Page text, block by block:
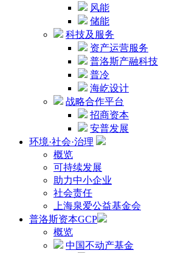
风能
储能
科技及服务
资产运营服务
普洛斯产融科技
普冷
海屹设计
战略合作平台
招商资本
安普发展
环境·社会·治理
概览
可持续发展
助力中小企业
社会责任
上海泉爱公益基金会
普洛斯资本GCP
概览
中国不动产基金